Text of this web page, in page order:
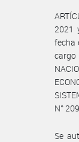
2021
fecha
cargo
N°
Se